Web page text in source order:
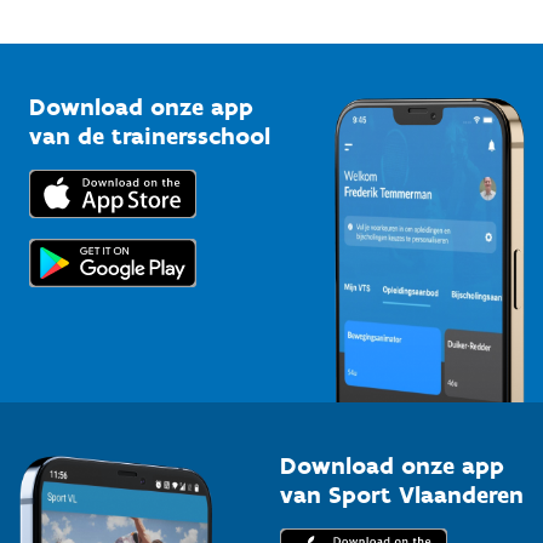
Bedrijven
Trainers en begeleiders
Topsporters
Vlaamse Trainersschool
Kennisplatform
Downloads
Voor de pers
Download onze app
van de trainersschool
Download onze app
van Sport Vlaanderen